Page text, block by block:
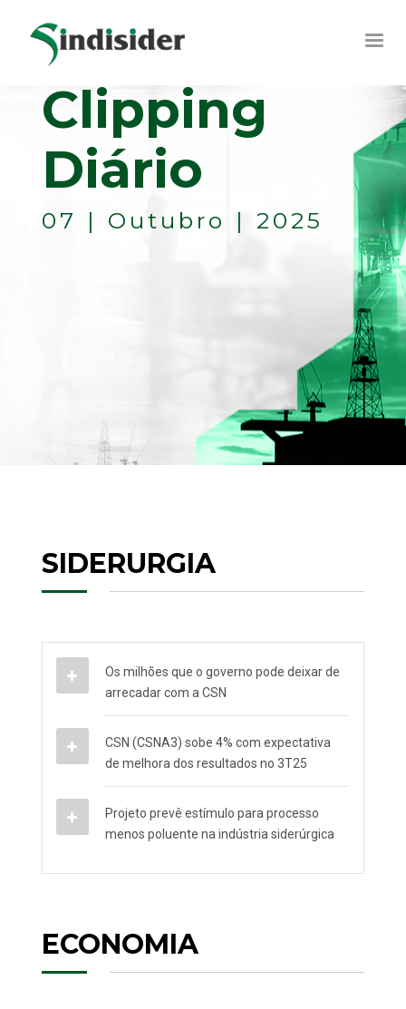
Clipping
Diário
07 | Outubro | 2025
SIDERURGIA
Os milhões que o governo pode deixar de
arrecadar com a CSN
CSN (CSNA3) sobe 4% com expectativa
de melhora dos resultados no 3T25
Projeto prevê estímulo para processo
menos poluente na indústria siderúrgica
ECONOMIA